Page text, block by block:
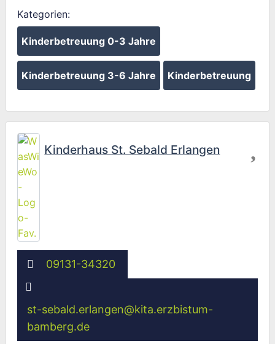
Kategorien:
Kinderbetreuung 0-3 Jahre
Kinderbetreuung 3-6 Jahre Kinderbetreuung
Kinderhaus St. Sebald Erlangen
09131-34320
st-sebald.erlangen@kita.erzbistum-
bamberg.de